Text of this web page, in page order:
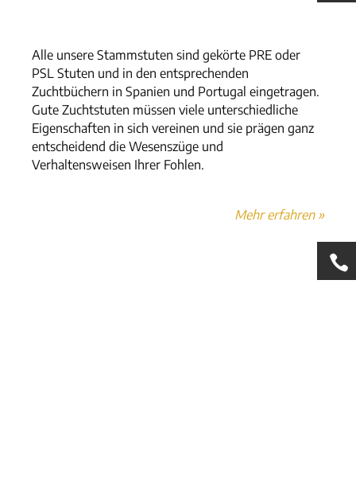
Alle unsere Stammstuten sind gekörte PRE oder
PSL Stuten und in den entsprechenden
Zuchtbüchern in Spanien und Portugal eingetragen.
Gute Zuchtstuten müssen viele unterschiedliche
Eigenschaften in sich vereinen und sie prägen ganz
entscheidend die Wesenszüge und
Verhaltensweisen Ihrer Fohlen.
Mehr erfahren »